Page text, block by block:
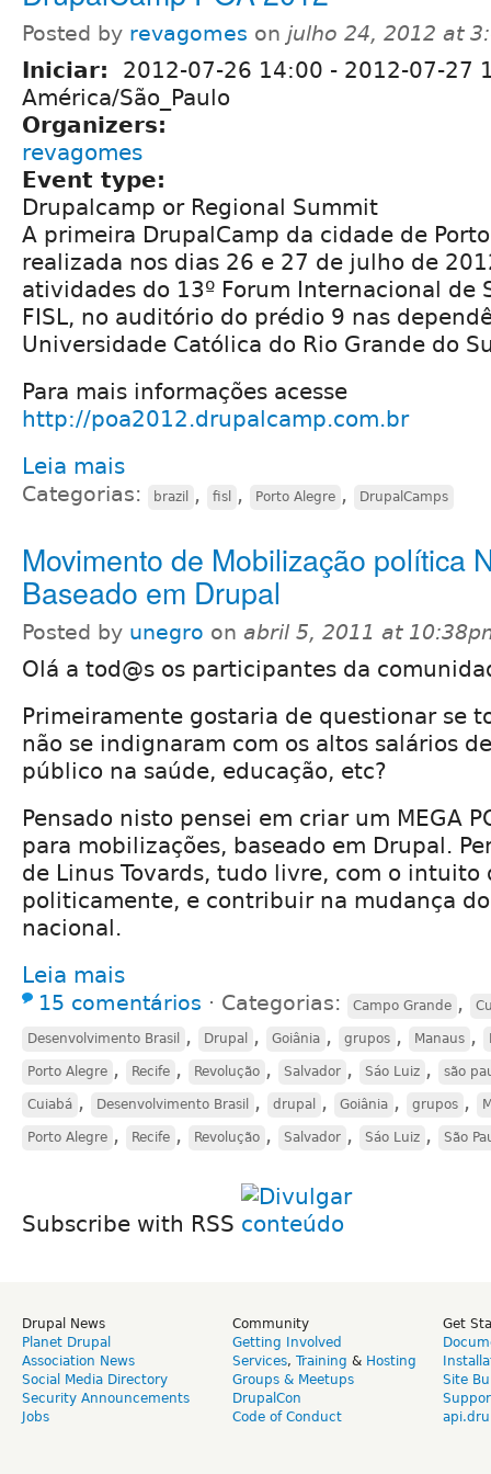
Posted by revagomes on julho 24, 2012 at
Iniciar: 2012-07-26 14:00 - 2012-07-27
América/São_Paulo
Organizers:
revagomes
Event type:
Drupalcamp or Regional Summit
A primeira DrupalCamp da cidade de
realizada nos dias 26 e 27 de julho de
atividades do 13º Forum Internacional de
FISL, no auditório do prédio 9 nas
Universidade Católica do Rio Grande do
Para mais informações acesse
http://poa2012.drupalcamp.com.br
Leia mais
Categorias: brazil , fisl , Porto Alegre , DrupalCamps
Movimento de Mobilização política
Baseado em Drupal
Posted by unegro on abril 5, 2011 at
Olá a tod@s os participantes da
Primeiramente gostaria de questionar se
não se indignaram com os altos salários
público na saúde, educação, etc?
Pensado nisto pensei em criar um MEGA
para mobilizações, baseado em Drupal.
de Linus Tovards, tudo livre, com o intuito
politicamente, e contribuir na mudança
nacional.
Leia mais
15 comentários ⋅ Categorias: Campo Grande ,
Desenvolvimento Brasil , Drupal , Goiânia , grupos , Manaus ,
Porto Alegre , Recife , Revolução , Salvador , Sáo Luiz , são
Cuiabá , Desenvolvimento Brasil , drupal , Goiânia , grupos ,
Porto Alegre , Recife , Revolução , Salvador , Sáo Luiz , São
Subscribe with RSS
Drupal News
Planet Drupal
Association News
Social Media Directory
Security Announcements
Jobs
Community
Getting Involved
Services, Training & Hosting
Groups & Meetups
DrupalCon
Code of Conduct
Get
Site